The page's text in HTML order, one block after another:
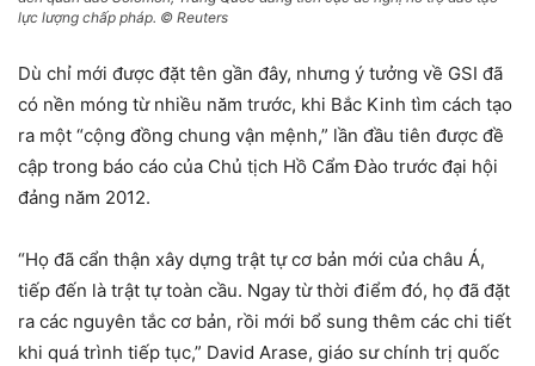
lực lượng chấp pháp. © Reuters
Dù chỉ mới được đặt tên gần đây, nhưng ý tưởng về GSI đã
có nền móng từ nhiều năm trước, khi Bắc Kinh tìm cách tạo
ra một “cộng đồng chung vận mệnh,” lần đầu tiên được đề
cập trong báo cáo của Chủ tịch Hồ Cẩm Đào trước đại hội
đảng năm 2012.
“Họ đã cẩn thận xây dựng trật tự cơ bản mới của châu Á,
tiếp đến là trật tự toàn cầu. Ngay từ thời điểm đó, họ đã đặt
ra các nguyên tắc cơ bản, rồi mới bổ sung thêm các chi tiết
khi quá trình tiếp tục,” David Arase, giáo sư chính trị quốc